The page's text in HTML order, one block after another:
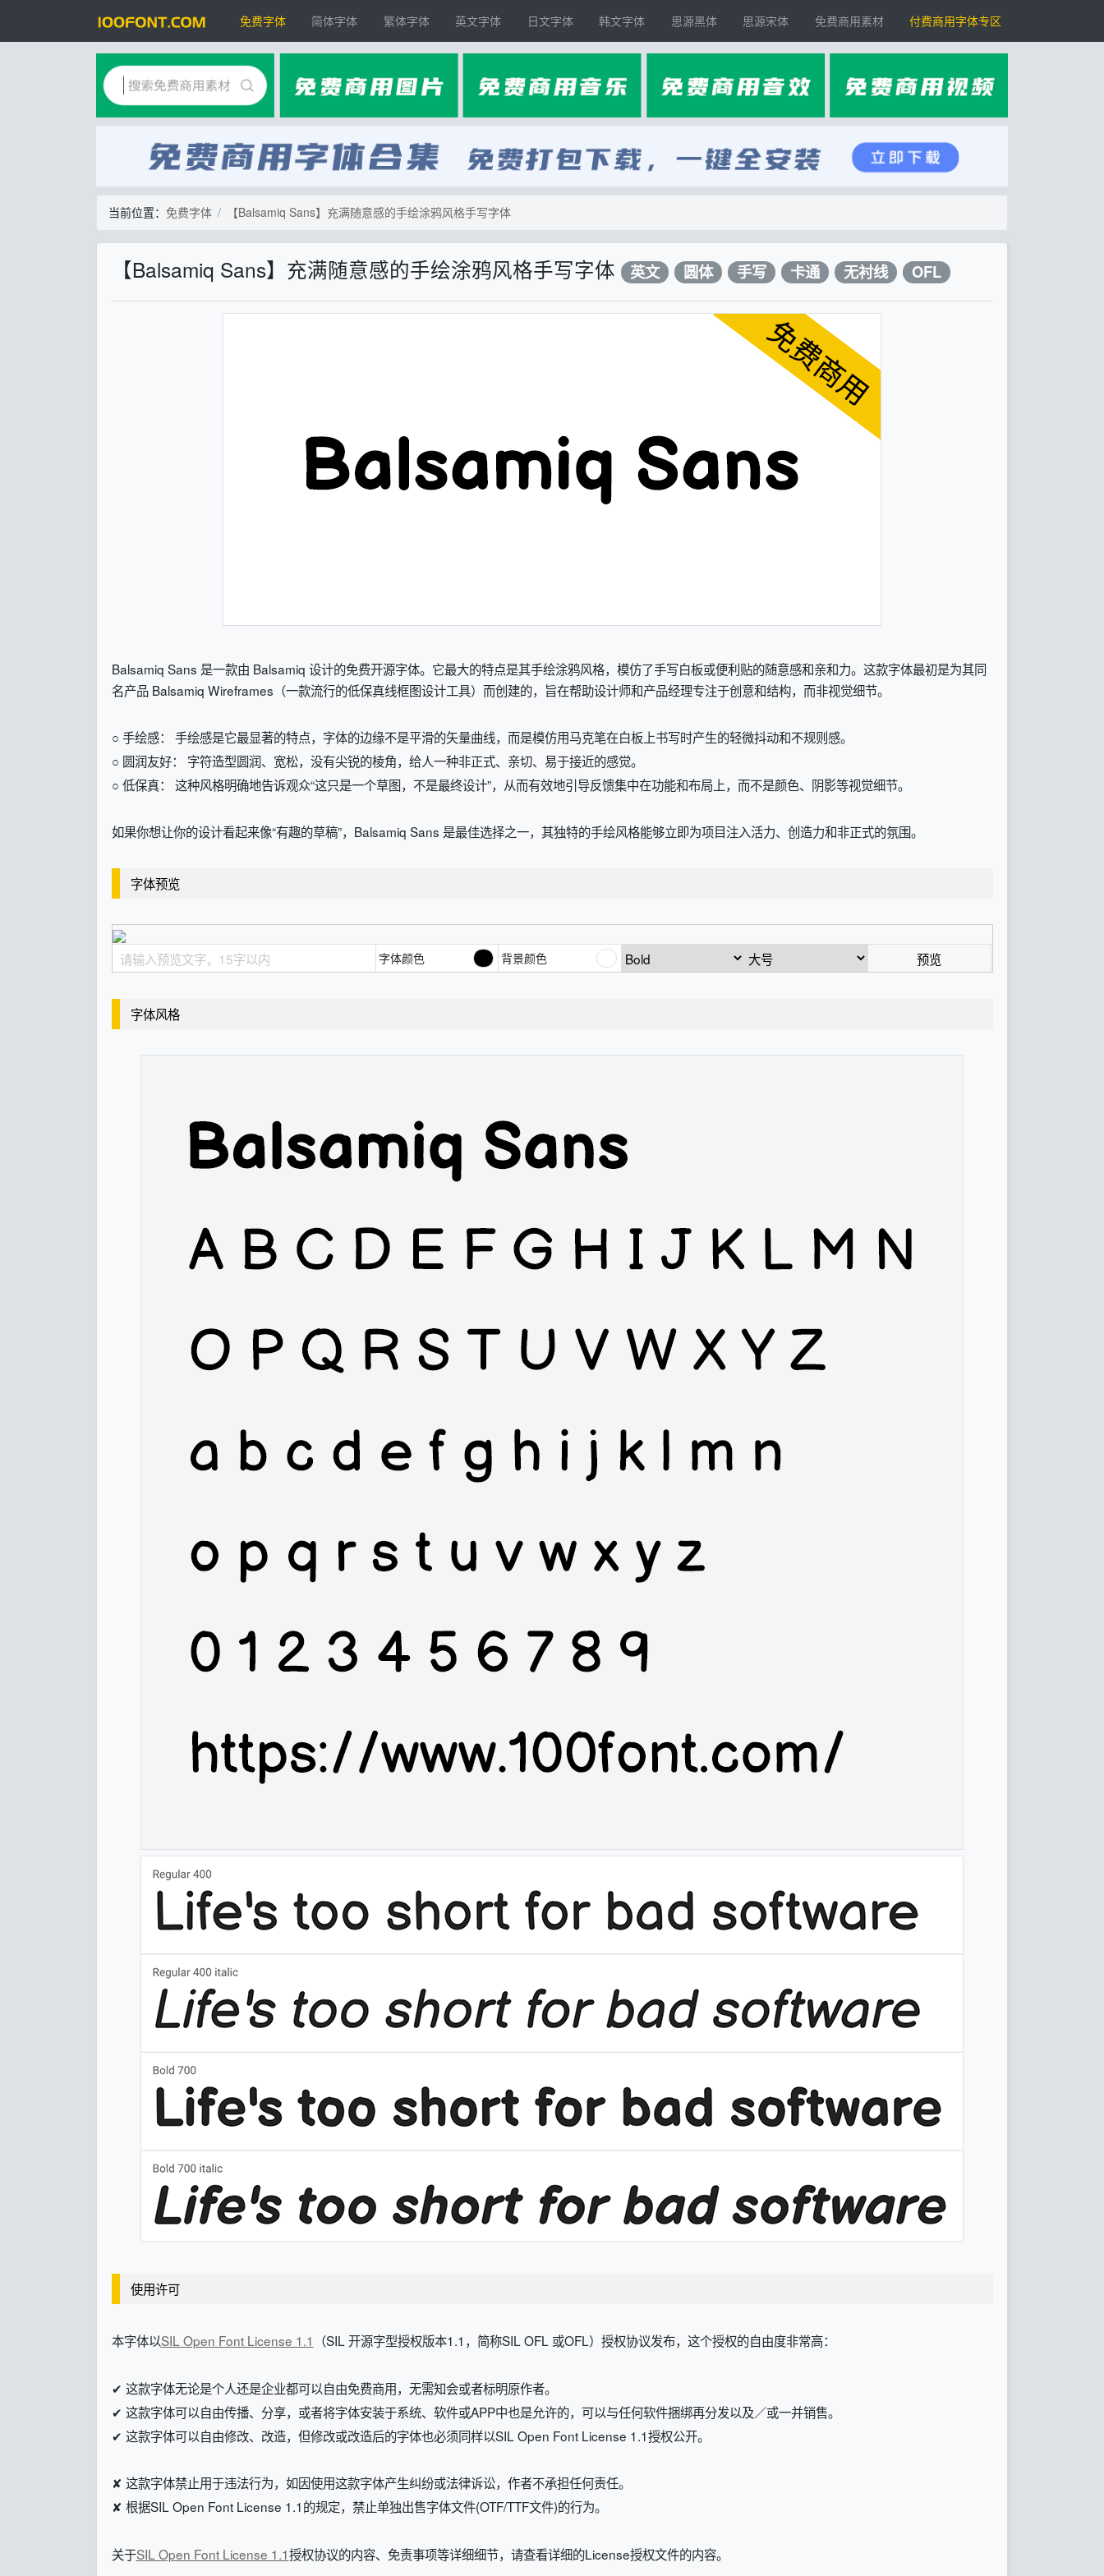
免费字体 简体字体 繁体字体 英文字体 日文字体 韩文字体 思源黑体 思源宋体 免费商用素材 付费商用字体专区
当前位置： 免费字体 【Balsamiq Sans】充满随意感的手绘涂鸦风格手写字体
【Balsamiq Sans】充满随意感的手绘涂鸦风格手写字体 英文 圆体 手写 卡通 无衬线 OFL
Balsamiq Sans 是一款由 Balsamiq 设计的免费开源字体。它最大的特点是其手绘涂鸦风格，模仿了手写白板或便利贴的随意感和亲和力。这款字体最初是为其同
名产品 Balsamiq Wireframes（一款流行的低保真线框图设计工具）而创建的，旨在帮助设计师和产品经理专注于创意和结构，而非视觉细节。
○ 手绘感： 手绘感是它最显著的特点，字体的边缘不是平滑的矢量曲线，而是模仿用马克笔在白板上书写时产生的轻微抖动和不规则感。
○ 圆润友好： 字符造型圆润、宽松，没有尖锐的棱角，给人一种非正式、亲切、易于接近的感觉。
○ 低保真： 这种风格明确地告诉观众“这只是一个草图，不是最终设计”，从而有效地引导反馈集中在功能和布局上，而不是颜色、阴影等视觉细节。
如果你想让你的设计看起来像“有趣的草稿”，Balsamiq Sans 是最佳选择之一，其独特的手绘风格能够立即为项目注入活力、创造力和非正式的氛围。
字体预览
字体颜色 背景颜色 预览
字体风格
使用许可
本字体以SIL Open Font License 1.1 （SIL 开源字型授权版本1.1，简称SIL OFL 或OFL）授权协议发布，这个授权的自由度非常高：
✔ 这款字体无论是个人还是企业都可以自由免费商用，无需知会或者标明原作者。
✔ 这款字体可以自由传播、分享，或者将字体安装于系统、软件或APP中也是允许的，可以与任何软件捆绑再分发以及／或一并销售。
✔ 这款字体可以自由修改、改造，但修改或改造后的字体也必须同样以SIL Open Font License 1.1授权公开。
✘ 这款字体禁止用于违法行为，如因使用这款字体产生纠纷或法律诉讼，作者不承担任何责任。
✘ 根据SIL Open Font License 1.1的规定，禁止单独出售字体文件(OTF/TTF文件)的行为。
关于SIL Open Font License 1.1授权协议的内容、免责事项等详细细节，请查看详细的License授权文件的内容。